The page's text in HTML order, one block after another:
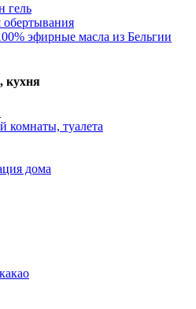
гель
эфирные масла из Бельгии
кухня
комнаты, туалета
дома